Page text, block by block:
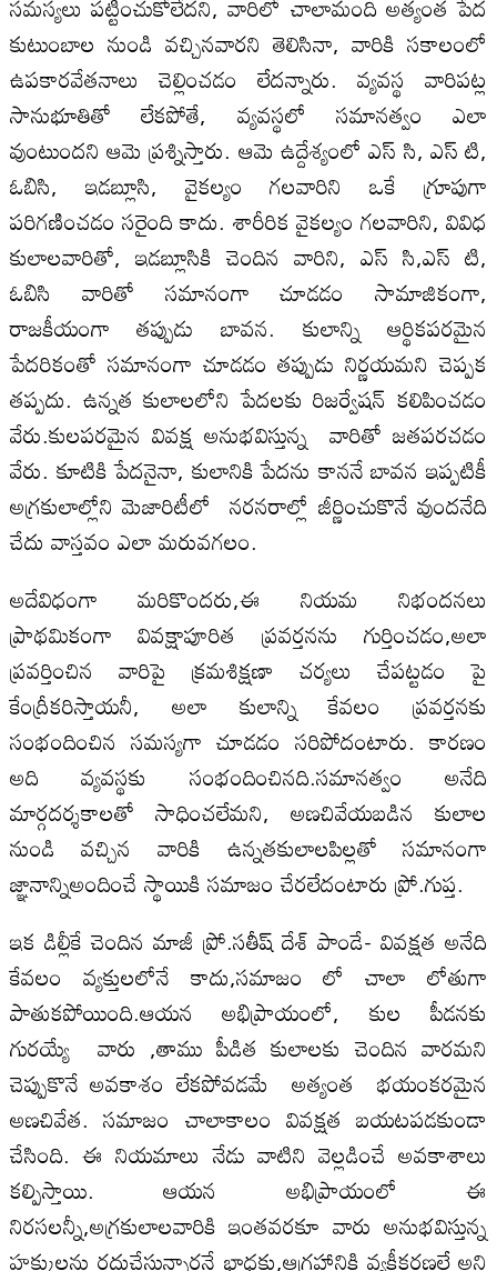
కుటుంబాల నుండి వచ్చినవారని తెలిసినా, వారికి సకాలంలో
ఉపకారవేతనాలు చెల్లించడం లేదన్నారు. వ్యవస్థ వారిపట్ల
సానుభూతితో లేకపోతే, వ్యవస్థలో సమానత్వం ఎలా
వుంటుందని ఆమె ప్రశ్నిస్తారు. ఆమె ఉద్దేశ్యంలో ఎస్ సి, ఎస్ టి,
ఓబిసి, ఇడబ్లూసి, వైకల్యం గలవారిని ఒకే గ్రూపుగా
పరిగణించడం సరైంది కాదు. శారీరిక వైకల్యం గలవారిని, వివిధ
కులాలవారితో, ఇడబ్లూసికి చెందిన వారిని, ఎస్ సి,ఎస్ టి,
ఓబిసి వారితో సమానంగా చూడడం సామాజికంగా,
రాజకీయంగా తప్పుడు బావన. కులాన్ని ఆర్థికపరమైన
పేదరికంతో సమానంగా చూడడం తప్పుడు నిర్ణయమని చెప్పక
తప్పదు. ఉన్నత కులాలలోని పేదలకు రిజర్వేషన్ కలిపించడం
వేరు.కులపరమైన వివక్ష అనుభవిస్తున్న వారితో జతపరచడం
వేరు. కూటికి పేదనైనా, కులానికి పేదను కాననే బావన ఇప్పటికీ
అగ్రకులాల్లోని మెజారిటీలో నరనరాల్లో జీర్ణించుకొనే వుందనేది
చేదు వాస్తవం ఎలా మరువగలం.
అదేవిధంగా మరికొందరు,ఈ నియమ నిభందనలు
ప్రాథమికంగా వివక్షాపూరిత ప్రవర్తనను గుర్తించడం,అలా
ప్రవర్తించిన వారిపై క్రమశిక్షణా చర్యలు చేపట్టడం పై
కేంద్రీకరిస్తాయనీ, అలా కులాన్ని కేవలం ప్రవర్తనకు
సంభందించిన సమస్యగా చూడడం సరిపోదంటారు. కారణం
అది వ్యవస్థకు సంభందించినది.సమానత్వం అనేది
మార్గదర్శకాలతో సాధించలేమని, అణచివేయబడిన కులాల
నుండి వచ్చిన వారికి ఉన్నతకులాలపిల్లతో సమానంగా
జ్ఞానాన్నిఅందించే స్థాయికి సమాజం చేరలేదంటారు ప్రో.గుప్త.
ఇక డిల్లీకే చెందిన మాజీ ప్రో.సతీష్ దేశ్ పాండే- వివక్షత అనేది
కేవలం వ్యక్తులలోనే కాదు,సమాజం లో చాలా లోతుగా
పాతుకపోయింది.ఆయన అభిప్రాయంలో, కుల పీడనకు
గురయ్యే వారు ,తాము పీడిత కులాలకు చెందిన వారమని
చెప్పుకొనే అవకాశం లేకపోవడమే అత్యంత భయంకరమైన
అణచివేత. సమాజం చాలాకాలం వివక్షత బయటపడకుండా
చేసింది. ఈ నియమాలు నేడు వాటిని వెల్లడించే అవకాశాలు
కల్పిస్తాయి. ఆయన అభిప్రాయంలో ఈ
నిరసలన్నీ,అగ్రకులాలవారికి ఇంతవరకూ వారు అనుభవిస్తున్న
హక్కులను రద్దుచేస్తున్నారనే భాధకు,ఆగ్రహానికి వ్యక్తీకరణలే అని